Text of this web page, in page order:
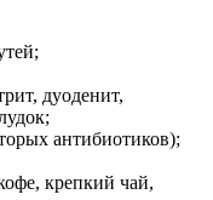
дуоденит,
антибиотиков);
крепкий чай,